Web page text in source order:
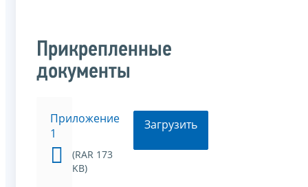
Прикрепленные
документы
Приложение
1
(RAR 173
KB)
Загрузить